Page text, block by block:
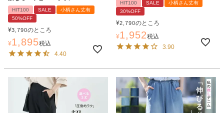
HIT100 SALE
小柄さん丈有
50%OFF
¥3,790のところ
¥1,895税込
4.40
HIT100 SALE
小柄さん丈有
30%OFF
¥2,790のところ
¥1,952税込
3.90